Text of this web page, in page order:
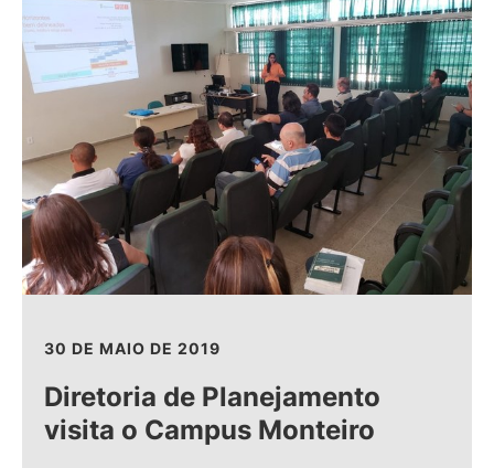
30 DE MAIO DE 2019
Diretoria de Planejamento
visita o Campus Monteiro